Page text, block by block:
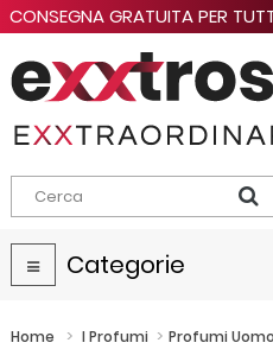
CONSEGNA GRATUITA PER
Navigazione
Toggle
Categorie
Home > I Profumi > Profumi Uomo